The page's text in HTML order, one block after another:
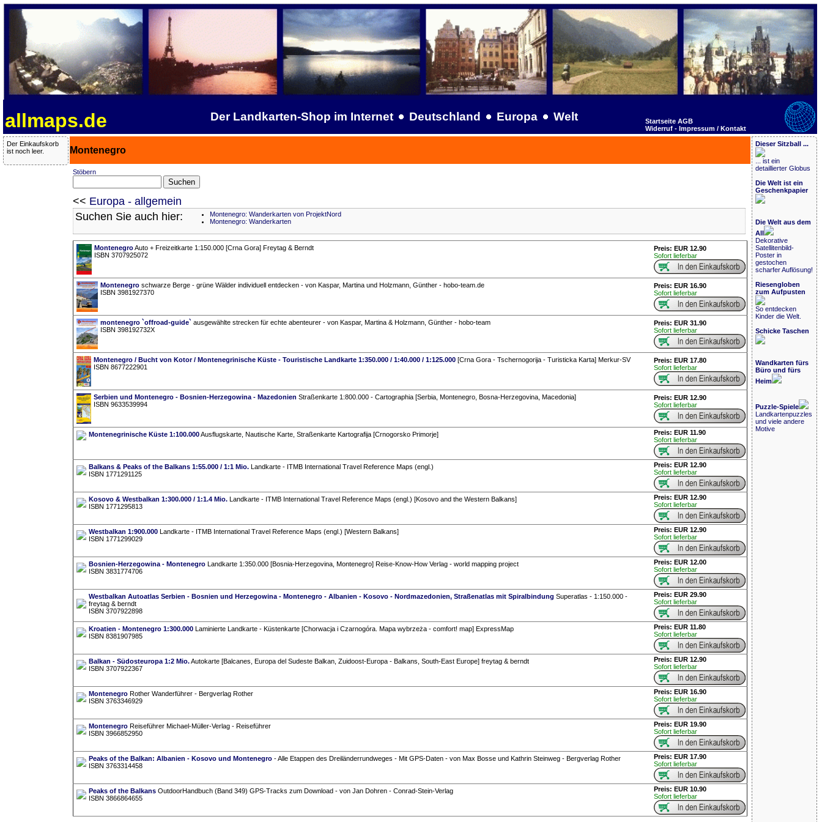
allmaps.de Der Landkarten-Shop im Internet Deutschland Europa Welt Startseite AGB
Widerruf - Impressum / Kontakt
Der Einkaufskorb
ist noch leer.
Montenegro
Stöbern
<< Europa - allgemein
Suchen Sie auch hier:
Montenegro: Wanderkarten von ProjektNord
Montenegro: Wanderkarten
MontenegroAuto + Freizeitkarte 1:150.000 [Crna Gora] Freytag & Berndt
ISBN 3707925072
Preis: EUR 12.90
Sofort lieferbar
Montenegroschwarze Berge - grüne Wälder individuell entdecken - von Kaspar, Martina und Holzmann, Günther - hobo-team.de
ISBN 3981927370
Preis: EUR 16.90
Sofort lieferbar
montenegro `offroad-guide` ausgewählte strecken für echte abenteurer - von Kaspar, Martina & Holzmann, Günther - hobo-team
ISBN 398192732X
Preis: EUR 31.90
Sofort lieferbar
Montenegro / Bucht von Kotor / Montenegrinische Küste - Touristische Landkarte 1:350.000 / 1:40.000 / 1:125.000[Crna Gora - Tschernogorija - Turisticka Karta] Merkur-SV
ISBN 8677222901
Preis: EUR 17.80
Sofort lieferbar
Serbien und Montenegro - Bosnien-Herzegowina - Mazedonien Straßenkarte 1:800.000 - Cartographia [Serbia, Montenegro, Bosna-Herzegovina, Macedonia]
ISBN 9633539994
Preis: EUR 12.90
Sofort lieferbar
Montenegrinische Küste 1:100.000Ausflugskarte, Nautische Karte, Straßenkarte Kartografija [Crnogorsko Primorje]
Preis: EUR 11.90
Sofort lieferbar
Balkans & Peaks of the Balkans 1:55.000 / 1:1 Mio.Landkarte - ITMB International Travel Reference Maps (engl.)
ISBN 1771291125
Preis: EUR 12.90
Sofort lieferbar
Kosovo & Westbalkan 1:300.000 / 1:1.4 Mio.Landkarte - ITMB International Travel Reference Maps (engl.) [Kosovo and the Western Balkans]
ISBN 1771295813
Preis: EUR 12.90
Sofort lieferbar
Westbalkan 1:900.000Landkarte - ITMB International Travel Reference Maps (engl.) [Western Balkans]
ISBN 1771299029
Preis: EUR 12.90
Sofort lieferbar
Bosnien-Herzegowina - MontenegroLandkarte 1:350.000 [Bosnia-Herzegovina, Montenegro] Reise-Know-How Verlag - world mapping project
ISBN 3831774706
Preis: EUR 12.00
Sofort lieferbar
Westbalkan Autoatlas Serbien - Bosnien und Herzegowina - Montenegro - Albanien - Kosovo - Nordmazedonien, Straßenatlas mit Spiralbindung Superatlas - 1:150.000 -
freytag & berndt
ISBN 3707922898
Preis: EUR 29.90
Sofort lieferbar
Kroatien - Montenegro 1:300.000Laminierte Landkarte - Küstenkarte [Chorwacja i Czarnogóra. Mapa wybrzeża - comfort! map] ExpressMap
ISBN 8381907985
Preis: EUR 11.80
Sofort lieferbar
Balkan - Südosteuropa 1:2 Mio.Autokarte [Balcanes, Europa del Sudeste Balkan, Zuidoost-Europa - Balkans, South-East Europe] freytag & berndt
ISBN 3707922367
Preis: EUR 12.90
Sofort lieferbar
MontenegroRother Wanderführer - Bergverlag Rother
ISBN 3763346929
Preis: EUR 16.90
Sofort lieferbar
MontenegroReiseführer Michael-Müller-Verlag - Reiseführer
ISBN 3966852950
Preis: EUR 19.90
Sofort lieferbar
Peaks of the Balkan: Albanien - Kosovo und Montenegro- Alle Etappen des Dreiländerrundweges - Mit GPS-Daten - von Max Bosse und Kathrin Steinweg - Bergverlag Rother
ISBN 3763314458
Preis: EUR 17.90
Sofort lieferbar
Peaks of the BalkansOutdoorHandbuch (Band 349) GPS-Tracks zum Download - von Jan Dohren - Conrad-Stein-Verlag
ISBN 3866864655
Preis: EUR 10.90
Sofort lieferbar
Dieser Sitzball ...
... ist ein
detaillierter Globus
Die Welt ist ein
Geschenkpapier
Die Welt aus dem
All
Dekorative
Satellitenbild-
Poster in
gestochen
scharfer Auflösung!
Riesengloben
zum Aufpusten
So entdecken
Kinder die Welt.
Schicke Taschen
Wandkarten fürs
Büro und fürs
Heim
Puzzle-Spiele
Landkartenpuzzles
und viele andere
Motive